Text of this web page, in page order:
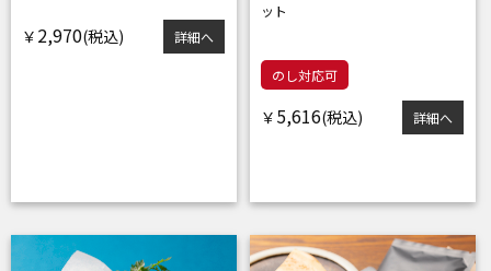
￥ 2,970 詳細へ
ット
のし対応可
￥ 5,616 詳細へ